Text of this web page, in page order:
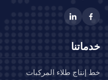
طلاء المركبات